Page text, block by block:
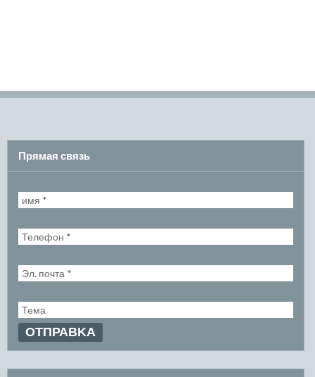
Прямая связь